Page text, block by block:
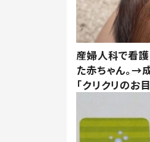
産婦人科で看護
た赤ちゃん。→
「クリクリのお